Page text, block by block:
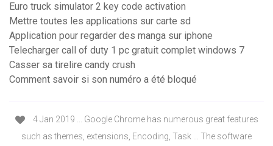
Euro truck simulator 2 key code activation
Mettre toutes les applications sur carte sd
Application pour regarder des manga sur iphone
Telecharger call of duty 1 pc gratuit complet windows 7
Casser sa tirelire candy crush
Comment savoir si son numéro a été bloqué
4 Jan 2019 ... Google Chrome has numerous great features
such as themes, extensions, Encoding, Task ... The software